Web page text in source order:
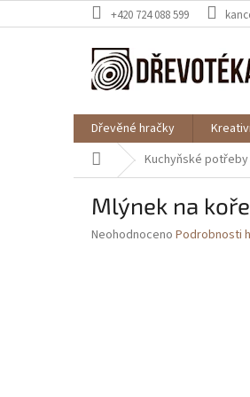
na
+420 724 088 599
Dřevěné hračky
Domů Kuchyňské potřeby
Mlýnek na
Průměrné
Neohodnoceno Podrobnosti